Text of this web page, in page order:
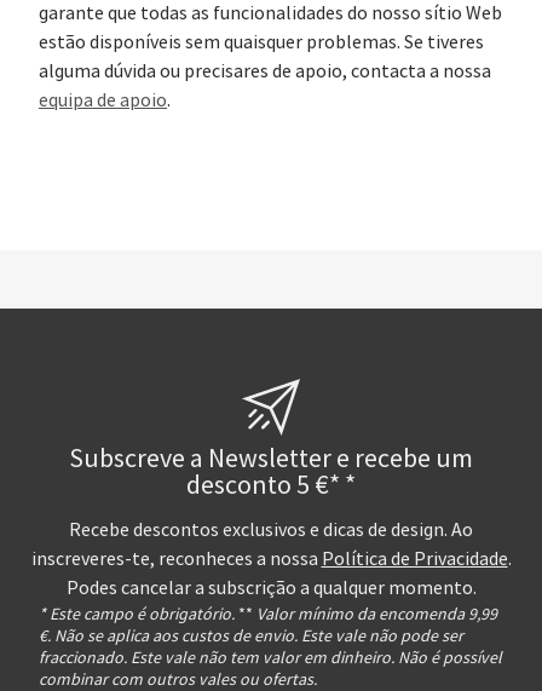
garante que todas as funcionalidades do nosso sítio Web
estão disponíveis sem quaisquer problemas. Se tiveres
alguma dúvida ou precisares de apoio, contacta a nossa
equipa de apoio.
Subscreve a Newsletter e recebe um
desconto 5 €* *
Recebe descontos exclusivos e dicas de design. Ao
inscreveres-te, reconheces a nossa Política de Privacidade.
Podes cancelar a subscrição a qualquer momento.
* Este campo é obrigatório. ** Valor mínimo da encomenda 9,99
€. Não se aplica aos custos de envio. Este vale não pode ser
fraccionado. Este vale não tem valor em dinheiro. Não é possível
combinar com outros vales ou ofertas.